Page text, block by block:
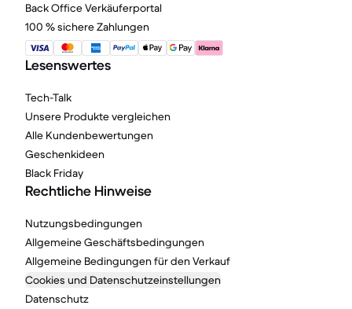
Back Office Verkäuferportal
100 % sichere Zahlungen
Lesenswertes
Tech-Talk
Unsere Produkte vergleichen
Alle Kundenbewertungen
Geschenkideen
Black Friday
Rechtliche Hinweise
Nutzungsbedingungen
Allgemeine Geschäftsbedingungen
Allgemeine Bedingungen für den Verkauf
Cookies und Datenschutzeinstellungen
Datenschutz